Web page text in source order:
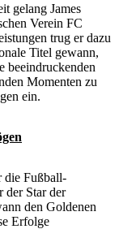
gelang James
Verein FC
trug er dazu
Titel gewann,
beeindruckenden
Momenten zu
ein.
die Fußball-
der Star der
den Goldenen
Erfolge